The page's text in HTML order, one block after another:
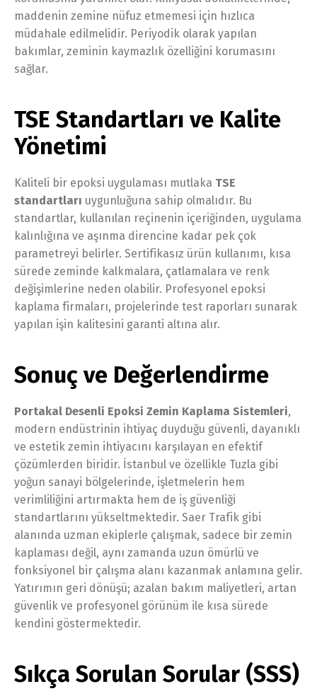
maddenin zemine nüfuz etmemesi için hızlıca
müdahale edilmelidir. Periyodik olarak yapılan
bakımlar, zeminin kaymazlık özelliğini korumasını
sağlar.
TSE Standartları ve Kalite
Yönetimi
Kaliteli bir epoksi uygulaması mutlaka TSE
standartları uygunluğuna sahip olmalıdır. Bu
standartlar, kullanılan reçinenin içeriğinden, uygulama
kalınlığına ve aşınma direncine kadar pek çok
parametreyi belirler. Sertifikasız ürün kullanımı, kısa
sürede zeminde kalkmalara, çatlamalara ve renk
değişimlerine neden olabilir. Profesyonel epoksi
kaplama firmaları, projelerinde test raporları sunarak
yapılan işin kalitesini garanti altına alır.
Sonuç ve Değerlendirme
Portakal Desenli Epoksi Zemin Kaplama Sistemleri,
modern endüstrinin ihtiyaç duyduğu güvenli, dayanıklı
ve estetik zemin ihtiyacını karşılayan en efektif
çözümlerden biridir. İstanbul ve özellikle Tuzla gibi
yoğun sanayi bölgelerinde, işletmelerin hem
verimliliğini artırmakta hem de iş güvenliği
standartlarını yükseltmektedir. Saer Trafik gibi
alanında uzman ekiplerle çalışmak, sadece bir zemin
kaplaması değil, aynı zamanda uzun ömürlü ve
fonksiyonel bir çalışma alanı kazanmak anlamına gelir.
Yatırımın geri dönüşü; azalan bakım maliyetleri, artan
güvenlik ve profesyonel görünüm ile kısa sürede
kendini göstermektedir.
Sıkça Sorulan Sorular (SSS)